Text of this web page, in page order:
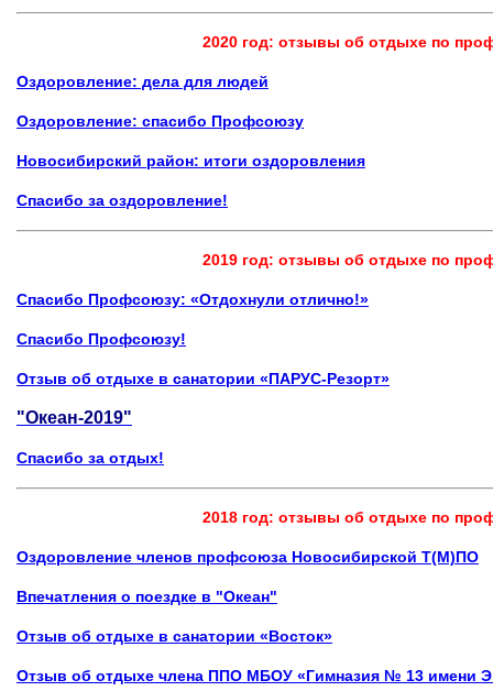
2020 год: отзывы об отдыхе по
Оздоровление: дела для людей
Оздоровление: спасибо Профсоюзу
Новосибирский район: итоги оздоровления
Спасибо за оздоровление!
2019 год: отзывы об отдыхе по
Спасибо Профсоюзу: «Отдохнули отлично!»
Спасибо Профсоюзу!
Отзыв об отдыхе в санатории «ПАРУС-Резорт»
"Океан-2019"
Спасибо за отдых!
2018 год: отзывы об отдыхе по
Оздоровление членов профсоюза Новосибирской Т(М)ПО
Впечатления о поездке в "Океан"
Отзыв об отдыхе в санатории «Восток»
Отзыв об отдыхе члена ППО МБОУ «Гимназия № 13 имени